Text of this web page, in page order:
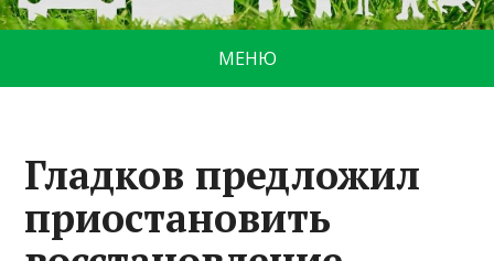
МЕНЮ
Гладков предложил
приостановить